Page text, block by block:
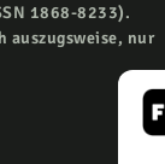
1868-8233).
auszugsweise, nur